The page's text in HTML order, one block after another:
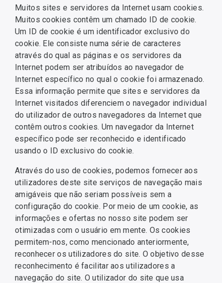
Muitos sites e servidores da Internet usam cookies.
Muitos cookies contêm um chamado ID de cookie.
Um ID de cookie é um identificador exclusivo do
cookie. Ele consiste numa série de caracteres
através do qual as páginas e os servidores da
Internet podem ser atribuídos ao navegador de
Internet específico no qual o cookie foi armazenado.
Essa informação permite que sites e servidores da
Internet visitados diferenciem o navegador individual
do utilizador de outros navegadores da Internet que
contêm outros cookies. Um navegador da Internet
específico pode ser reconhecido e identificado
usando o ID exclusivo do cookie.
Através do uso de cookies, podemos fornecer aos
utilizadores deste site serviços de navegação mais
amigáveis que não seriam possíveis sem a
configuração do cookie. Por meio de um cookie, as
informações e ofertas no nosso site podem ser
otimizadas com o usuário em mente. Os cookies
permitem-nos, como mencionado anteriormente,
reconhecer os utilizadores do site. O objetivo desse
reconhecimento é facilitar aos utilizadores a
navegação do site. O utilizador do site que usa